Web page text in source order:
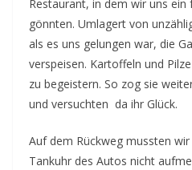
Restaurant, in dem wir uns ein
gönnten. Umlagert von
als es uns gelungen war, die
verspeisen. Kartoffeln und
zu begeistern. So zog sie
und versuchten da ihr Glück.
Auf dem Rückweg mussten
Tankuhr des Autos nicht